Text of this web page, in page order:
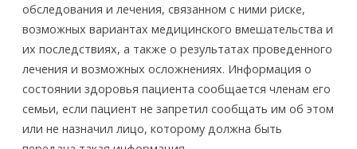
обследования и лечения, связанном с ними риске,
возможных вариантах медицинского вмешательства и
их последствиях, а также о результатах проведенного
лечения и возможных осложнениях. Информация о
состоянии здоровья пациента сообщается членам его
семьи, если пациент не запретил сообщать им об этом
или не назначил лицо, которому должна быть